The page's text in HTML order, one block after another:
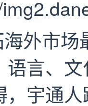
外市
言、
，宇通